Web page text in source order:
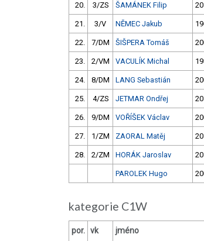
20. 3/ZS ŠAMÁNEK Filip
21. 3/V NĚMEC Jakub
22. 7/DM ŠIŠPERA Tomáš
23. 2/VM VACULÍK Michal
24. 8/DM LANG Sebastián
25. 4/ZS JETMAR Ondřej
26. 9/DM VOŘÍŠEK Václav
27. 1/ZM ZAORAL Matěj
28. 2/ZM HORÁK Jaroslav
PAROLEK Hugo
kategorie C1W
por. vk jméno